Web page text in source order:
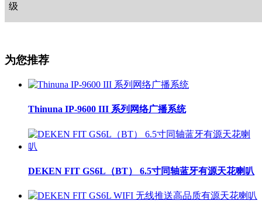
级
为您推荐
Thinuna IP-9600 III 系列网络广播系统
DEKEN FIT GS6L（BT） 6.5寸同轴蓝牙有源天花喇叭